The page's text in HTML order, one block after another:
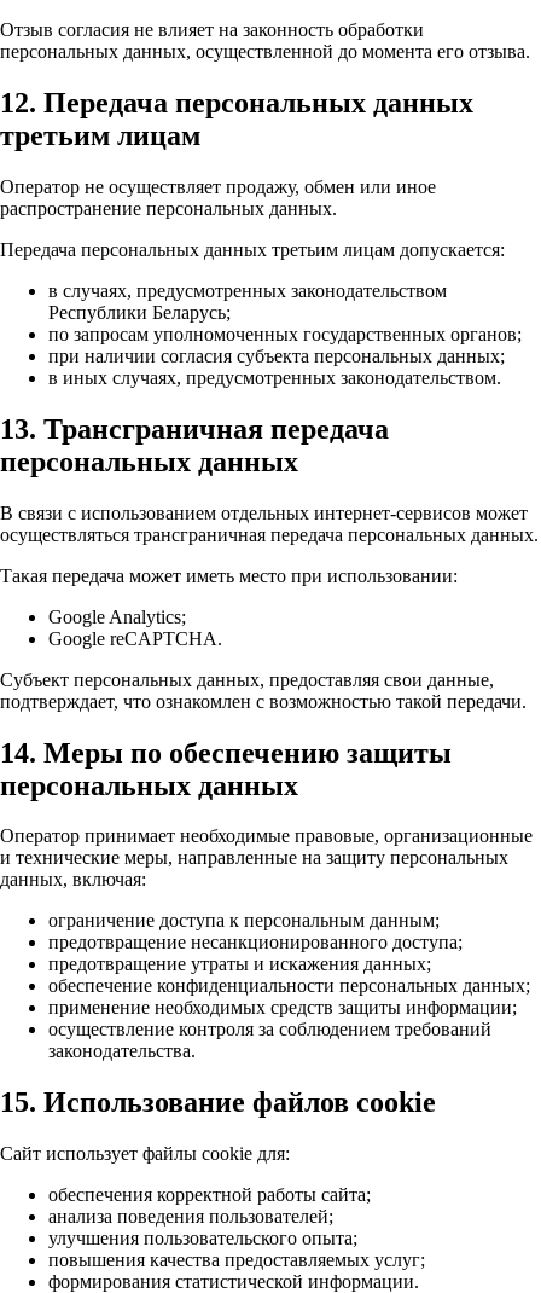
Отзыв согласия не влияет на законность обработки
персональных данных, осуществленной до момента его отзыва.
12. Передача персональных данных
третьим лицам
Оператор не осуществляет продажу, обмен или иное
распространение персональных данных.
Передача персональных данных третьим лицам допускается:
в случаях, предусмотренных законодательством
Республики Беларусь;
по запросам уполномоченных государственных органов;
при наличии согласия субъекта персональных данных;
в иных случаях, предусмотренных законодательством.
13. Трансграничная передача
персональных данных
В связи с использованием отдельных интернет-сервисов может
осуществляться трансграничная передача персональных данных.
Такая передача может иметь место при использовании:
Google Analytics;
Google reCAPTCHA.
Субъект персональных данных, предоставляя свои данные,
подтверждает, что ознакомлен с возможностью такой передачи.
14. Меры по обеспечению защиты
персональных данных
Оператор принимает необходимые правовые, организационные
и технические меры, направленные на защиту персональных
данных, включая:
ограничение доступа к персональным данным;
предотвращение несанкционированного доступа;
предотвращение утраты и искажения данных;
обеспечение конфиденциальности персональных данных;
применение необходимых средств защиты информации;
осуществление контроля за соблюдением требований
законодательства.
15. Использование файлов cookie
Сайт использует файлы cookie для:
обеспечения корректной работы сайта;
анализа поведения пользователей;
улучшения пользовательского опыта;
повышения качества предоставляемых услуг;
формирования статистической информации.